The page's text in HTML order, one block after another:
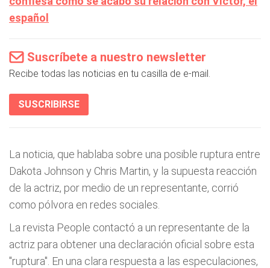
español
Suscríbete a nuestro newsletter
Recibe todas las noticias en tu casilla de e-mail.
SUSCRIBIRSE
La noticia, que hablaba sobre una posible ruptura entre
Dakota Johnson y Chris Martin, y la supuesta reacción
de la actriz, por medio de un representante, corrió
como pólvora en redes sociales.
La revista People contactó a un representante de la
actriz para obtener una declaración oficial sobre esta
"ruptura". En una clara respuesta a las especulaciones,